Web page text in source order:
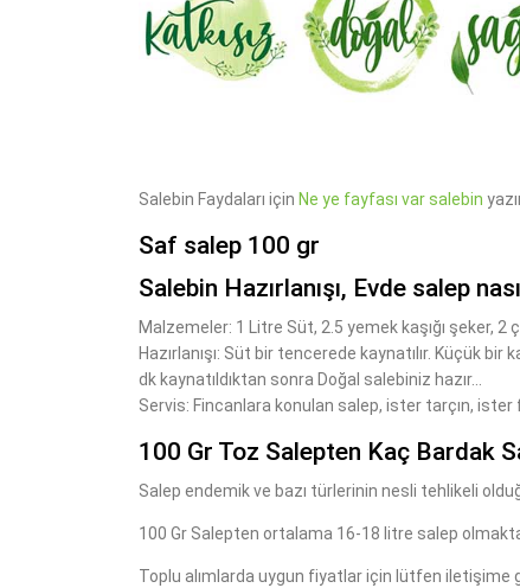
Salebin Faydaları için Ne ye fayfası var salebin
Saf salep 100 gr
Salebin Hazırlanışı, Evde salep
Malzemeler: 1 Litre Süt, 2.5 yemek kaşığı şeker, 2
Hazırlanışı: Süt bir tencerede kaynatılır. Küçük bir
dk kaynatıldıktan sonra Doğal salebiniz hazır...
Servis: Fincanlara konulan salep, ister tarçın,
100 Gr Toz Salepten Kaç Bardak
Salep endemik ve bazı türlerinin nesli tehlikeli
100 Gr Salepten ortalama 16-18 litre salep
Toplu alımlarda uygun fiyatlar için lütfen iletişime